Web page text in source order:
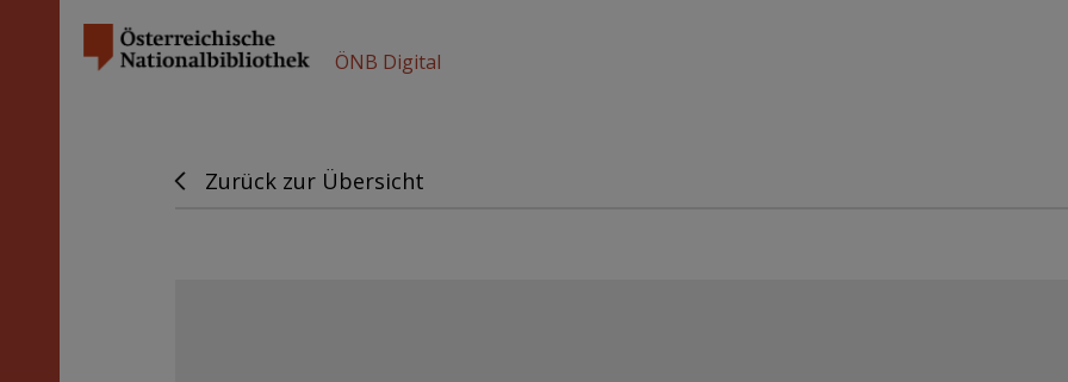
ÖNB Digital
Zurück zur Übersicht